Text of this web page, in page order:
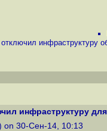
инфраструктуру
инфраструктуру
on 30-Сен-14, 10:13